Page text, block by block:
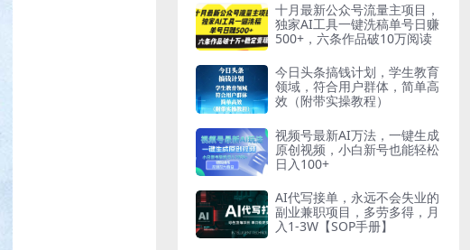
十月最新公众号流量主项目，
独家AI工具一键洗稿单号日赚
500+，六条作品破10万阅读
今日头条搞钱计划，学生教育
领域，符合用户群体，简单高
效（附带实操教程）
视频号最新AI万法，一键生成
原创视频，小白新号也能轻松
日入100+
AI代写接单，永远不会失业的
副业兼职项目，多劳多得，月
入1-3W【SOP手册】